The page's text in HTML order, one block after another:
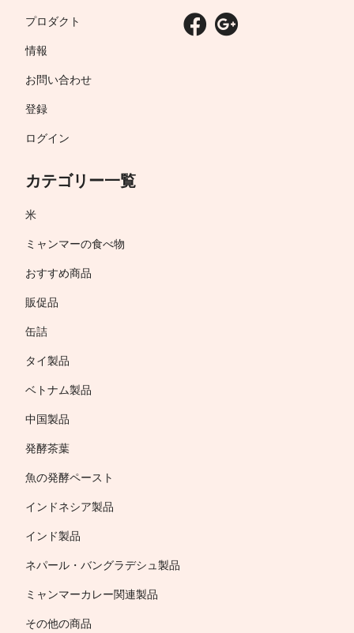
プロダクト
情報
お問い合わせ
登録
ログイン
カテゴリー一覧
米
ミャンマーの食べ物
おすすめ商品
販促品
缶詰
タイ製品
ベトナム製品
中国製品
発酵茶葉
魚の発酵ペースト
インドネシア製品
インド製品
ネパール・バングラデシュ製品
ミャンマーカレー関連製品
その他の商品